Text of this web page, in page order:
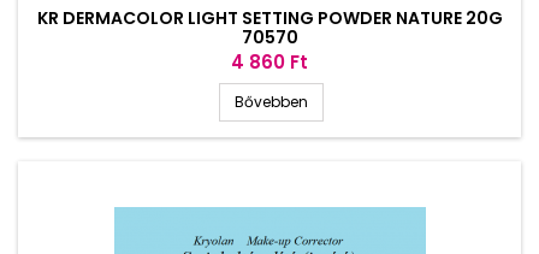
KR DERMACOLOR LIGHT SETTING POWDER NATURE 20G
70570
Ár
4 860 Ft
Bővebben